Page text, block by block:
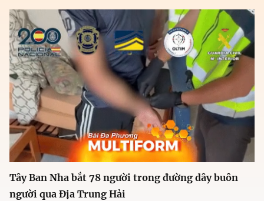
Tây Ban Nha bắt 78 người trong đường dây buôn
người qua Địa Trung Hải